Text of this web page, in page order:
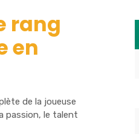
rang
en
de la joueuse
passion, le talent